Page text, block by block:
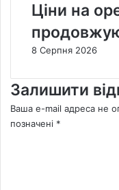
Ціни на
8 Серпня 2026
Залишити
Ваша e-mail адреса не
позначені *